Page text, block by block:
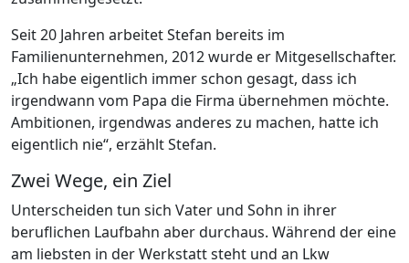
Seit 20 Jahren arbeitet Stefan bereits im
Familienunternehmen, 2012 wurde er Mitgesellschafter.
„Ich habe eigentlich immer schon gesagt, dass ich
irgendwann vom Papa die Firma übernehmen möchte.
Ambitionen, irgendwas anderes zu machen, hatte ich
eigentlich nie“, erzählt Stefan.
Zwei Wege, ein Ziel
Unterscheiden tun sich Vater und Sohn in ihrer
beruflichen Laufbahn aber durchaus. Während der eine
am liebsten in der Werkstatt steht und an Lkw